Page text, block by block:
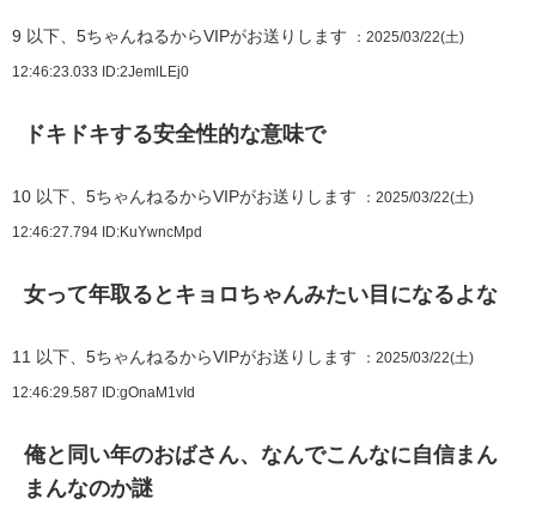
9 以下、5ちゃんねるからVIPがお送りします ：2025/03/22(土)
12:46:23.033 ID:2JemlLEj0
ドキドキする安全性的な意味で
10 以下、5ちゃんねるからVIPがお送りします ：2025/03/22(土)
12:46:27.794 ID:KuYwncMpd
女って年取るとキョロちゃんみたい目になるよな
11 以下、5ちゃんねるからVIPがお送りします ：2025/03/22(土)
12:46:29.587 ID:gOnaM1vId
俺と同い年のおばさん、なんでこんなに自信まん
まんなのか謎